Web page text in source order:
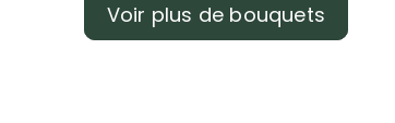
Voir plus de bouquets